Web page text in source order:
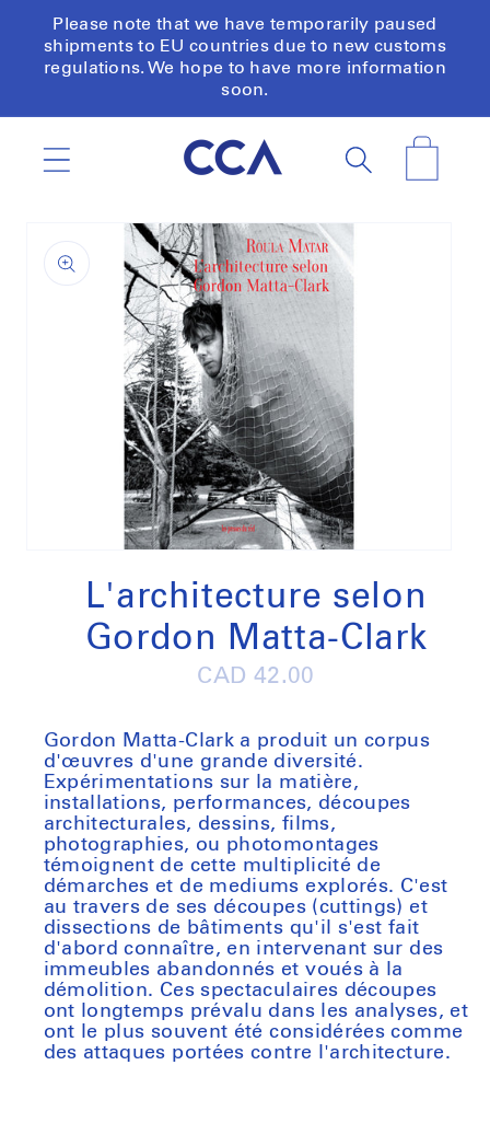
Skip to
content
Please note that we have temporarily paused
shipments to EU countries due to new customs
regulations. We hope to have more information
soon.
information
L'architecture selon
Gordon Matta-Clark
Regular
CAD 42.00
Gordon Matta-Clark a produit un corpus
d'œuvres d'une grande diversité.
Expérimentations sur la matière,
installations, performances, découpes
architecturales, dessins, films,
photographies, ou photomontages
témoignent de cette multiplicité de
démarches et de mediums explorés. C'est
au travers de ses découpes (cuttings) et
dissections de bâtiments qu'il s'est fait
d'abord connaître, en intervenant sur des
immeubles abandonnés et voués à la
démolition. Ces spectaculaires découpes
ont longtemps prévalu dans les analyses, et
ont le plus souvent été considérées comme
des attaques portées contre l'architecture.